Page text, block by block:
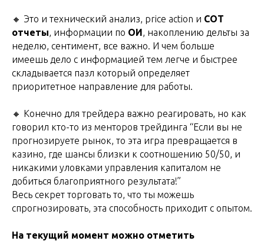
🔸 Это и технический анализ, price action и СОТ
отчеты, информации по ОИ, накоплению дельты за
неделю, сентимент, все важно. И чем больше
имеешь дело с информацией тем легче и быстрее
складывается пазл который определяет
приоритетное направление для работы.
🔸 Конечно для трейдера важно реагировать, но как
говорил кто-то из менторов трейдинга “Если вы не
прогнозируете рынок, то эта игра превращается в
казино, где шансы близки к соотношению 50/50, и
никакими уловками управления капиталом не
добиться благоприятного результата!”
Весь секрет торговать то, что ты можешь
спрогнозировать, эта способность приходит с опытом.
На текущий момент можно отметить